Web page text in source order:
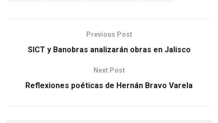
Previous Post
SICT y Banobras analizarán obras en Jalisco
Next Post
Reflexiones poéticas de Hernán Bravo Varela